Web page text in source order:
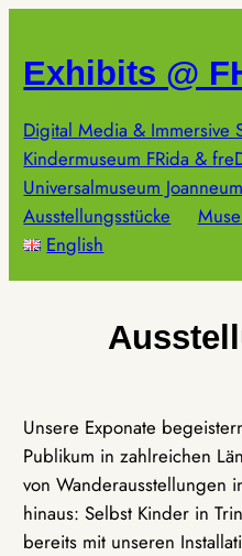
springen
Exhibits @
Digital Media & Immersive
Kindermuseum FRida &
Universalmuseum Joanneum
Ausstellungsstücke
English
Unsere Exponate
Publikum in zahlreichen
von Wanderausstellungen
hinaus: Selbst Kinder in
bereits mit unseren